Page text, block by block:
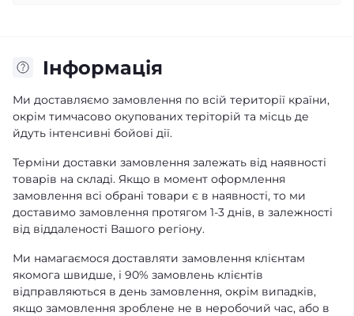
Iнформація
Ми доставляємо замовлення по всій території країни,
окрім тимчасово окупованих теріторій та місць де
йдуть інтенсивні бойові дії.
Терміни доставки замовлення залежать від наявності
товарів на складі. Якщо в момент оформлення
замовлення всі обрані товари є в наявності, то ми
доставимо замовлення протягом 1-3 днів, в залежності
від віддаленості Вашого регіону.
Ми намагаємося доставляти замовлення клієнтам
якомога швидше, і 90% замовлень клієнтів
відправляються в день замовлення, окрім випадків,
якщо замовлення зроблене не в неробочий час, або в